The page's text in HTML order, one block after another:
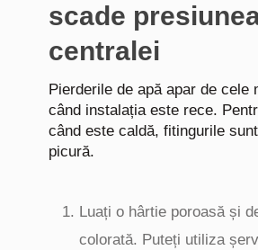
scade
centralei
Pierderile de apă apar de cele
când instalația este rece.
când este caldă, fitingurile
picură.
Luați o hârtie poroasă și
colorată. Puteți utiliza